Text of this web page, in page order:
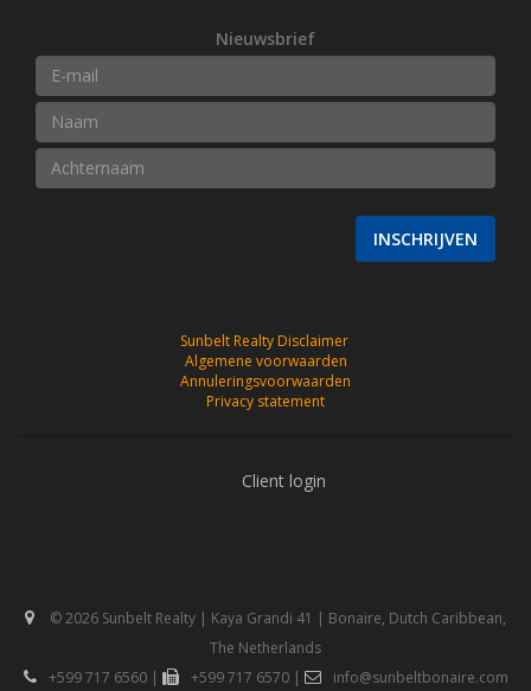
Nieuwsbrief
INSCHRIJVEN
Sunbelt Realty Disclaimer
Algemene voorwaarden
Annuleringsvoorwaarden
Privacy statement
Client login
© 2026 Sunbelt Realty | Kaya Grandi 41 | Bonaire, Dutch Caribbean,
The Netherlands
+599 717 6560| +599 717 6570| info@sunbeltbonaire.com